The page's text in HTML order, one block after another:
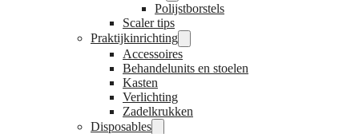
Polijstborstels
Scaler tips
Praktijkinrichting
Accessoires
Behandelunits en stoelen
Kasten
Verlichting
Zadelkrukken
Disposables